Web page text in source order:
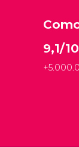
9,1/10
+